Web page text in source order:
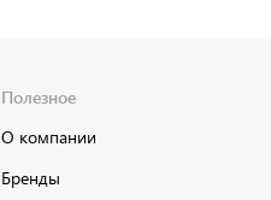
Полезное
О компании
Бренды